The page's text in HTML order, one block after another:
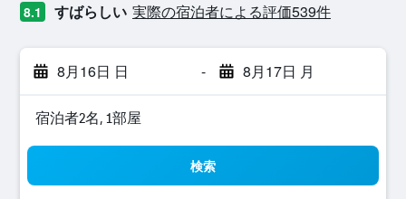
8.1 すばらしい 実際の宿泊者による評価539​件
8月16日 日 - 8月17日 月
宿泊者2名, 1​部屋
検索